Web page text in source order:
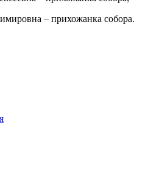
– прихожанка собора.